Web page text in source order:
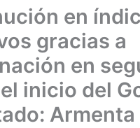
en
gracias a
en
inicio del